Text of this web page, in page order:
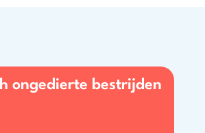
ongedierte bestrijden